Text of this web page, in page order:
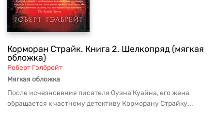
Корморан Страйк. Книга 2. Шелкопряд (мягкая
обложка)
Роберт Гэлбрейт
Мягкая обложка
После исчезновения писателя Оуэна Куайна, его жена
обращается к частному детективу Корморану Страйку...